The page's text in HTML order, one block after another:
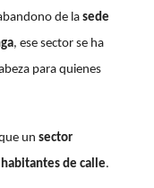
de la sede
, ese sector se ha
para quienes
un sector
habitantes de calle.